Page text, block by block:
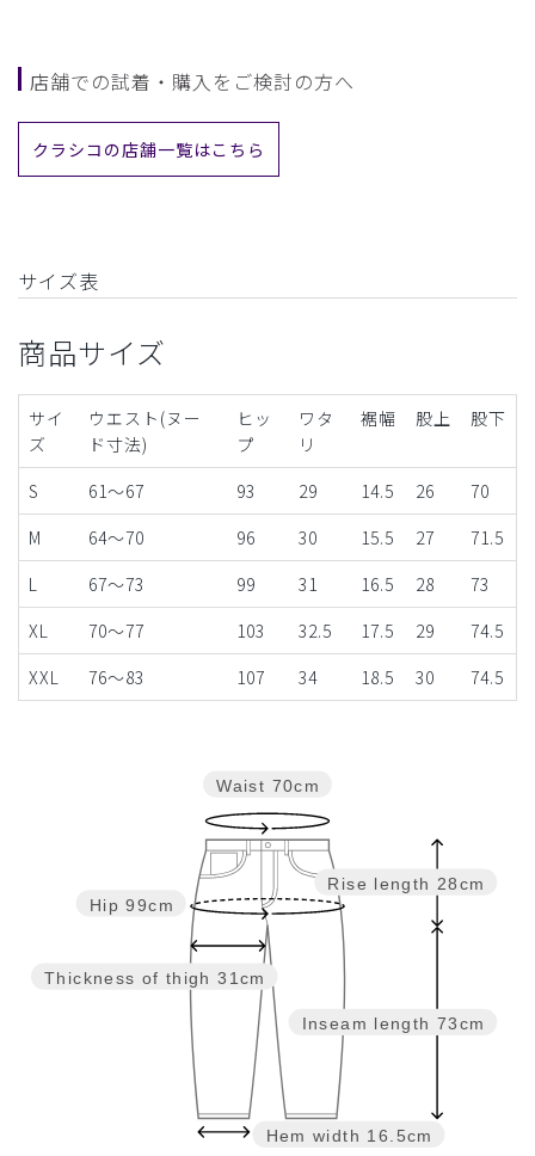
店舗での試着・購入をご検討の方へ
クラシコの店舗一覧はこちら
サイズ表
商品サイズ
サイ
ズ
ウエスト(ヌー
ド寸法)
ヒッ
プ
ワタ
リ
裾幅 股上 股下
S 61～67 93 29 14.5 26
70
M
64～70 96 30 15.5 27
71.5
L
67～73 99 31 16.5 28
73
XL
70～77 103 32.5 17.5 29
74.5
XXL
76～83 107 34 18.5 30 74.5
Inseam length 73cm
Rise length 28cm
Hem width 16.5cm
Thickness of thigh 31cm
Hip 99cm
Waist 70cm